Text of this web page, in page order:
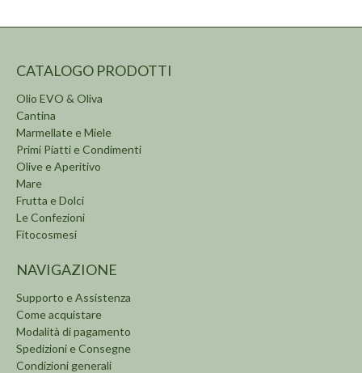
CATALOGO PRODOTTI
Olio EVO & Oliva
Cantina
Marmellate e Miele
Primi Piatti e Condimenti
Olive e Aperitivo
Mare
Frutta e Dolci
Le Confezioni
Fitocosmesi
NAVIGAZIONE
Supporto e Assistenza
Come acquistare
Modalità di pagamento
Spedizioni e Consegne
Condizioni generali